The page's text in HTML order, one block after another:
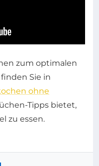
zum optimalen
Sie in
ohne
Tipps bietet,
zu essen.